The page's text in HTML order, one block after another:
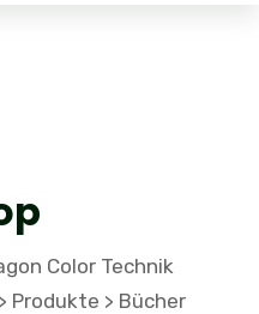
Color Technik
> Produkte > Bücher